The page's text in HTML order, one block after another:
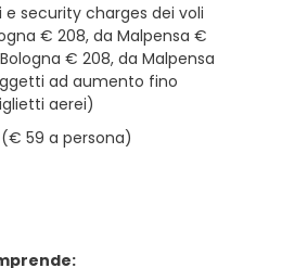
e security charges dei voli
€ 208, da Malpensa €
€ 208, da Malpensa
ad aumento fino
aerei)
59 a persona)